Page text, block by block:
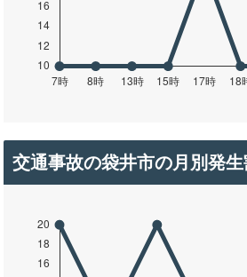
交通事故の袋井市の月別発